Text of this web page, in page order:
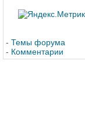
- Темы форума
- Комментарии